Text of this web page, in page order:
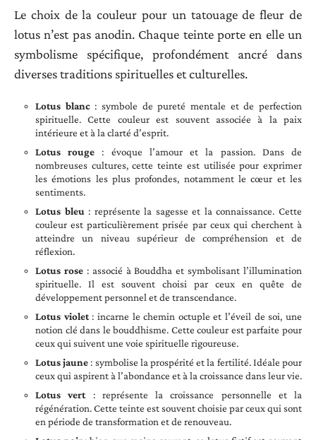
Le choix de la couleur pour un tatouage de fleur de
lotus n’est pas anodin. Chaque teinte porte en elle un
symbolisme spécifique, profondément ancré dans
diverses traditions spirituelles et culturelles.
Lotus blanc: symbole de pureté mentale et de perfection
spirituelle. Cette couleur est souvent associée à la paix
intérieure et à la clarté d’esprit.
Lotus rouge : évoque l’amour et la passion. Dans de
nombreuses cultures, cette teinte est utilisée pour exprimer
les émotions les plus profondes, notamment le cœur et les
sentiments.
Lotus bleu : représente la sagesse et la connaissance. Cette
couleur est particulièrement prisée par ceux qui cherchent à
atteindre un niveau supérieur de compréhension et de
réflexion.
Lotus rose: associé à Bouddha et symbolisant l’illumination
spirituelle. Il est souvent choisi par ceux en quête de
développement personnel et de transcendance.
Lotus violet: incarne le chemin octuple et l’éveil de soi, une
notion clé dans le bouddhisme. Cette couleur est parfaite pour
ceux qui suivent une voie spirituelle rigoureuse.
Lotus jaune: symbolise la prospérité et la fertilité. Idéale pour
ceux qui aspirent à l’abondance et à la croissance dans leur vie.
Lotus vert: représente la croissance personnelle et la
régénération. Cette teinte est souvent choisie par ceux qui sont
en période de transformation et de renouveau.